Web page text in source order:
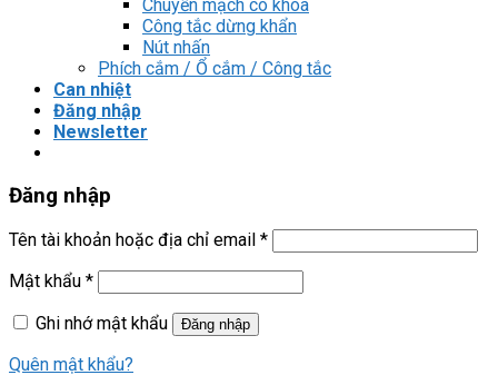
Chuyển mạch có khóa
Công tắc dừng khẩn
Nút nhấn
Phích cắm / Ổ cắm / Công tắc
Can nhiệt
Đăng nhập
Newsletter
Đăng nhập
Tên tài khoản hoặc địa chỉ email *
Mật khẩu *
Ghi nhớ mật khẩu
Đăng nhập
Quên mật khẩu?